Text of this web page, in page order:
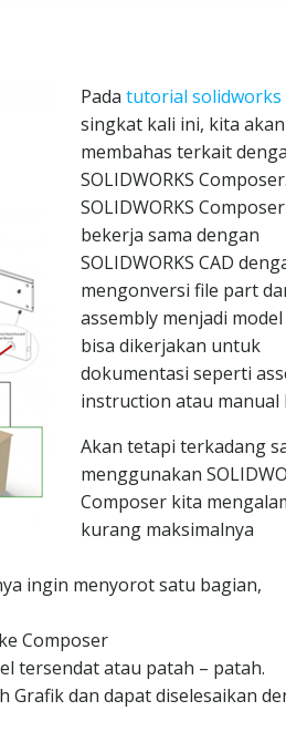
Pada tutorial solidworks
singkat kali ini, kita akan
membahas terkait
SOLIDWORKS
SOLIDWORKS Composer
bekerja sama dengan
SOLIDWORKS CAD
mengonversi file part
assembly menjadi
bisa dikerjakan untuk
dokumentasi seperti
instruction atau manual
Akan tetapi terkadang
menggunakan
Composer kita
kurang maksimalnya
ingin menyorot satu bagian,
Composer
tersendat atau patah – patah.
Grafik dan dapat diselesaikan